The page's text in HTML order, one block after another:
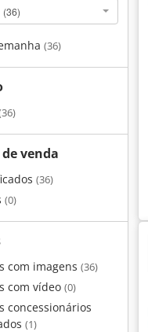
(36)
(36)
venda
(36)
(0)
com imagens (36)
com vídeo (0)
concessionários
(1)